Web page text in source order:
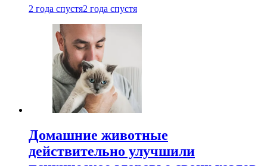
2 года спустя2 года спустя
Домашние животные
действительно улучшили